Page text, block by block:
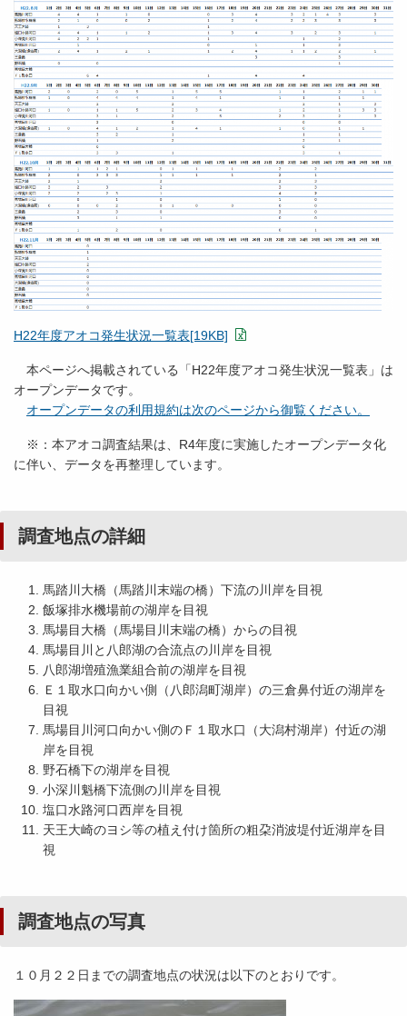
H22年度アオコ発生状況一覧表[19KB]
本ページへ掲載されている「H22年度アオコ発生状況一覧表」は
オープンデータです。
オープンデータの利用規約は次のページから御覧ください。
※：本アオコ調査結果は、R4年度に実施したオープンデータ化
に伴い、データを再整理しています。
調査地点の詳細
馬踏川大橋（馬踏川末端の橋）下流の川岸を目視
飯塚排水機場前の湖岸を目視
馬場目大橋（馬場目川末端の橋）からの目視
馬場目川と八郎湖の合流点の川岸を目視
八郎湖増殖漁業組合前の湖岸を目視
Ｅ１取水口向かい側（八郎潟町湖岸）の三倉鼻付近の湖岸を
目視
馬場目川河口向かい側のＦ１取水口（大潟村湖岸）付近の湖
岸を目視
野石橋下の湖岸を目視
小深川魁橋下流側の川岸を目視
塩口水路河口西岸を目視
天王大崎のヨシ等の植え付け箇所の粗朶消波堤付近湖岸を目
視
調査地点の写真
１０月２２日までの調査地点の状況は以下のとおりです。